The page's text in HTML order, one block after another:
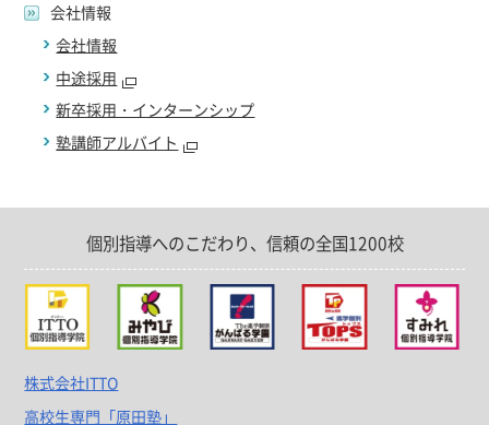
会社情報
会社情報
中途採用
新卒採用・インターンシップ
塾講師アルバイト
個別指導へのこだわり、信頼の全国1200校
株式会社ITTO
高校生専門「原田塾」